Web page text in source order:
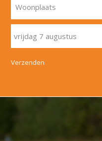
Woonplaats
Verzenden